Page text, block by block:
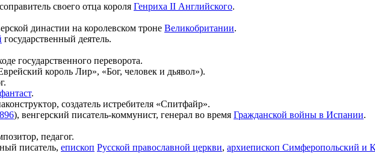
своего отца короля Генриха II Английского.
династии на королевском троне Великобритании.
государственный деятель.
государственного переворота.
король Лир», «Бог, человек и дьявол»).
фантаст.
создатель истребителя «Спитфайр».
), венгерский писатель-коммунист, генерал во время Гражданской войны в Испании.
педагог.
писатель, епископ Русской православной церкви, архиепископ Симферопольский и